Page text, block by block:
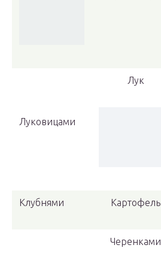
Луковицами
Лук
Клубнями Картофель
Черенками